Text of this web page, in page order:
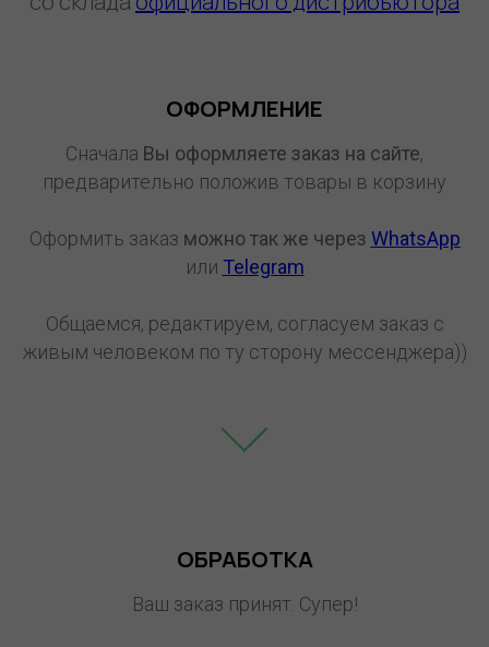
ОФОРМЛЕНИЕ
Сначала Вы оформляете заказ на сайте,
предварительно положив товары в корзину
Оформить заказ можно так же через WhatsApp
или Telegram
Общаемся, редактируем, согласуем заказ с
живым человеком по ту сторону мессенджера))
ОБРАБОТКА
Ваш заказ принят. Супер!